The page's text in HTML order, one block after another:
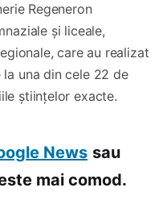
Regeneron
și liceale,
care au realizat
una din cele 22 de
științelor exacte.
News sau
mai comod.